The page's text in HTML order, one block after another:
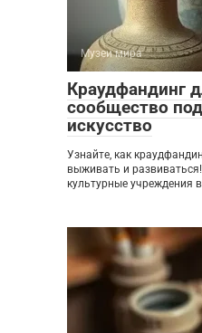
Музеи мира
Краудфандинг
сообщество
искусство
Узнайте, как
выживать и
культурные учреждения